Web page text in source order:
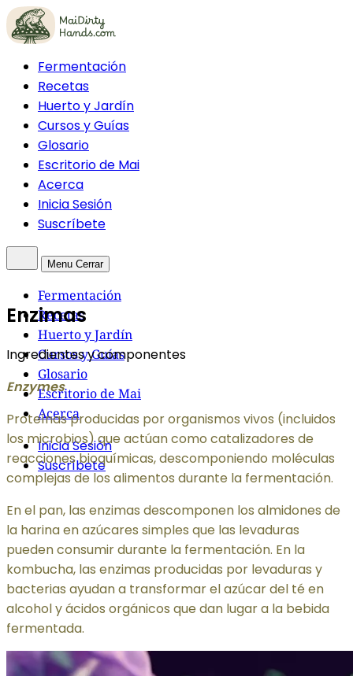
Fermentación
Recetas
Huerto y Jardín
Cursos y Guías
Glosario
Escritorio de Mai
Acerca
Inicia Sesión
Suscríbete
Menu Cerrar
Fermentación
Recetas
Huerto y Jardín
Cursos y Guías
Glosario
Escritorio de Mai
Acerca
Inicia Sesión
Suscríbete
Enzimas
Ingredientes y componentes
Enzymes
Proteínas producidas por organismos vivos (incluidos
los microbios) que actúan como catalizadores de
reacciones bioquímicas, descomponiendo moléculas
complejas de los alimentos durante la fermentación.
En el pan, las enzimas descomponen los almidones de
la harina en azúcares simples que las levaduras
pueden consumir durante la fermentación. En la
kombucha, las enzimas producidas por levaduras y
bacterias ayudan a transformar el azúcar del té en
alcohol y ácidos orgánicos que dan lugar a la bebida
fermentada.